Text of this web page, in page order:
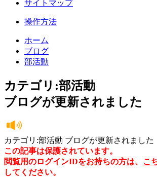
サイトマップ
操作方法
ホーム
ブログ
部活動
カテゴリ:部活動
ブログが更新されました
カテゴリ:部活動 ブログが更新されました
この記事は保護されています。
閲覧用のログインIDをお持ちの方は、 こ
してください。